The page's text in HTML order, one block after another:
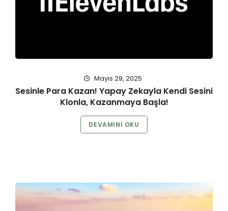
Mayıs 29, 2025
Sesinle Para Kazan! Yapay Zekayla Kendi Sesini
Klonla, Kazanmaya Başla!
DEVAMINI OKU